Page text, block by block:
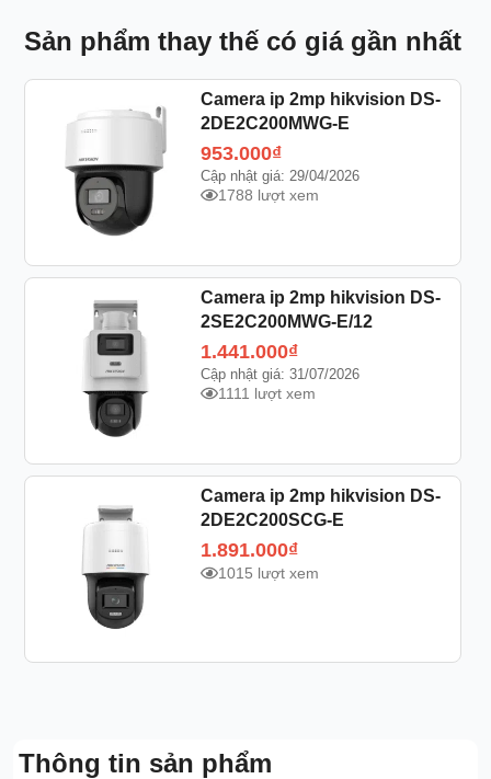
Thông tin sản phẩm
Sản phẩm thay thế có giá gần nhất
Camera ip 2mp hikvision DS-
2DE2C200MWG-E
953.000₫
Cập nhật giá: 29/04/2026
1788 lượt xem
Camera ip 2mp hikvision DS-
2SE2C200MWG-E/12
1.441.000₫
Cập nhật giá: 31/07/2026
1111 lượt xem
Camera ip 2mp hikvision DS-
2DE2C200SCG-E
1.891.000₫
1015 lượt xem